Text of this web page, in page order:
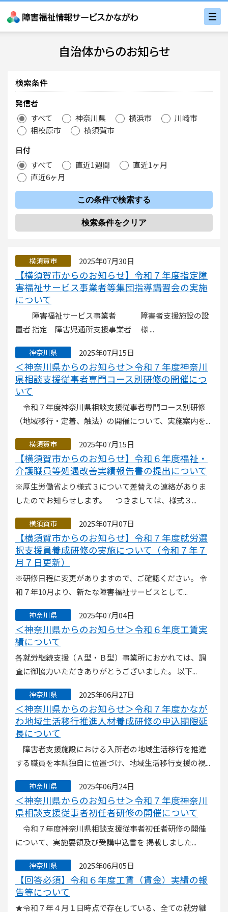
自治体からのお知らせ
検索条件
発信者
すべて
神奈川県 横浜市
川崎市
相模原市
横須賀市
日付
すべて
直近1週間
直近1ヶ月
直近6ヶ月
横須賀市 2025年07月30日
【横須賀市からのお知らせ】令和７年度指定障
害福祉サービス事業者等集団指導講習会の実施
について
障害福祉サービス事業者 障害者支援施設の設
置者 指定 障害児通所支援事業者 様 ...
神奈川県 2025年07月15日
＜神奈川県からのお知らせ＞令和７年度神奈川
県相談支援従事者専門コース別研修の開催につ
いて
令和７年度神奈川県相談支援従事者専門コース別研修
（地域移行・定着、触法）の開催について、実施案内を...
横須賀市 2025年07月15日
【横須賀市からのお知らせ】令和６年度福祉・
介護職員等処遇改善実績報告書の提出について
※厚生労働省より様式３について差替えの連絡がありま
したのでお知らせします。 つきましては、様式３...
横須賀市 2025年07月07日
【横須賀市からのお知らせ】令和７年度就労選
択支援員養成研修の実施について（令和７年７
月７日更新）
※研修日程に変更がありますので、ご確認ください。 令
和７年10月より、新たな障害福祉サービスとして...
神奈川県 2025年07月04日
＜神奈川県からのお知らせ＞令和６年度工賃実
績について
各就労継続支援（Ａ型・Ｂ型）事業所におかれては、調
査に御協力いただきありがとうございました。 以下...
神奈川県 2025年06月27日
＜神奈川県からのお知らせ＞令和７年度かなが
わ地域生活移行推進人材養成研修の申込期限延
長について
障害者支援施設における入所者の地域生活移行を推進
する職員を本県独自に位置づけ、地域生活移行支援の視...
神奈川県 2025年06月24日
＜神奈川県からのお知らせ＞令和７年度神奈川
県相談支援従事者初任者研修の開催について
令和７年度神奈川県相談支援従事者初任者研修の開催
について、実施要領及び受講申込書を 掲載しました...
神奈川県 2025年06月05日
【回答必須】令和６年度工賃（賃金）実績の報
告等について
★令和７年４月１日時点で存在している、全ての就労継